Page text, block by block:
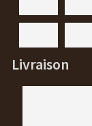
Livraison